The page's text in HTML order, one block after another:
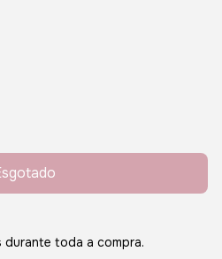
toda a compra.